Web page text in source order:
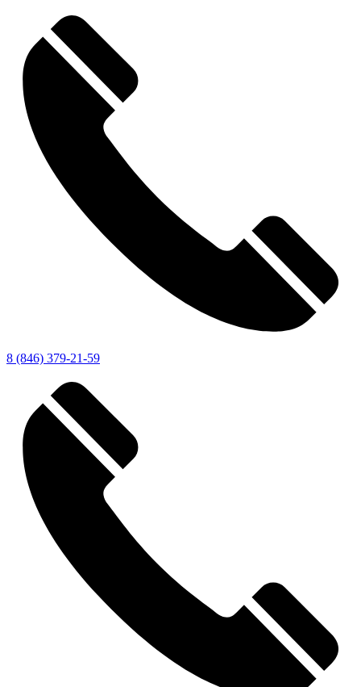
8 (846) 379-21-59